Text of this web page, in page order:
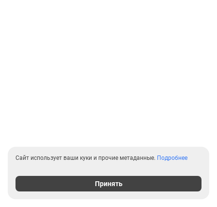
Сайт использует ваши куки и прочие метаданные. Подробнее
Принять